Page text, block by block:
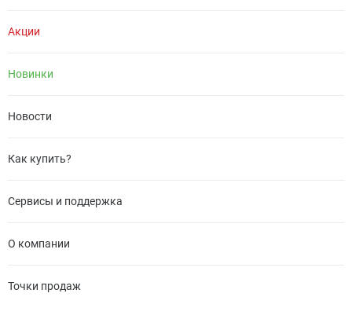
Акции
Новинки
Новости
Как купить?
Сервисы и поддержка
О компании
Точки продаж